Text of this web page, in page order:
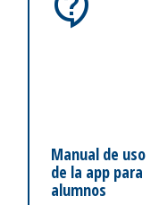
Manual de uso
de la app para
alumnos